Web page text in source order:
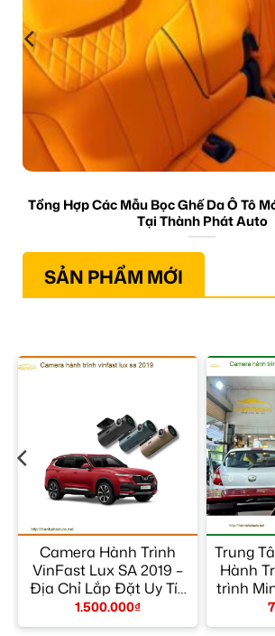
Tổng Hợp Các Mẫu Bọc Ghế Da Ô Tô
Tại Thành Phát Auto
SẢN PHẨM MỚI
Camera Hành Trình
VinFast Lux SA 2019 –
Địa Chỉ Lắp Đặt Uy Tín
TPHCM
1.500.000₫
Trung
Hành
trình
10 –